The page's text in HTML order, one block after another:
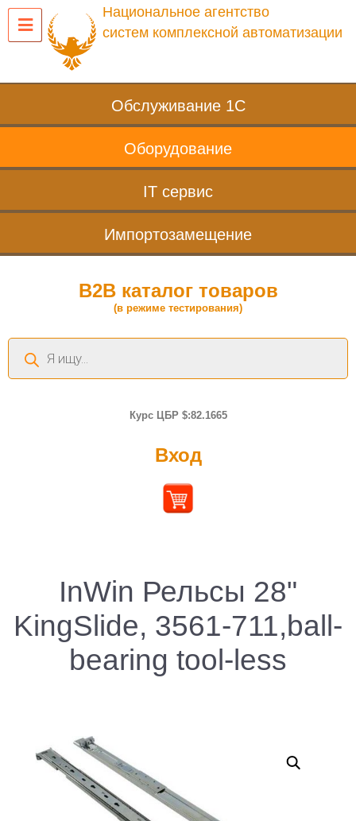
Национальное агентство
систем комплексной автоматизации
Обслуживание 1С
Оборудование
IT сервис
Импортозамещение
B2B каталог товаров
(в режиме тестирования)
Поиск
товаров
Курс ЦБР $:82.1665
Вход
InWin Рельсы 28"
KingSlide, 3561-711,ball-
bearing tool-less